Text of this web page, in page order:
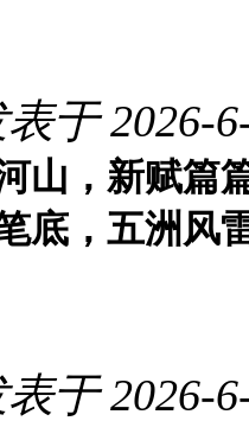
于 2026-
山，新赋篇
底，五洲风
于 2026-